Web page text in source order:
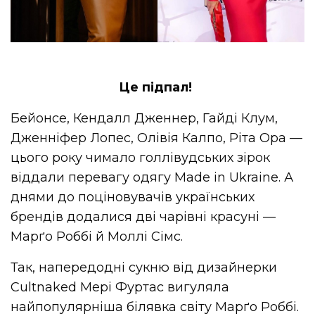
Це підпал!
Бейонсе, Кендалл Дженнер, Гайді Клум,
Дженніфер Лопес, Олівія Калпо, Ріта Ора —
цього року чимало голлівудських зірок
віддали перевагу одягу Made in Ukraine. А
днями до поціновувачів українських
брендів додалися дві чарівні красуні —
Марґо Роббі й Моллі Сімс.
Так, напередодні сукню від дизайнерки
Cultnaked Мері Фуртас вигуляла
найпопулярніша білявка світу Марґо Роббі.